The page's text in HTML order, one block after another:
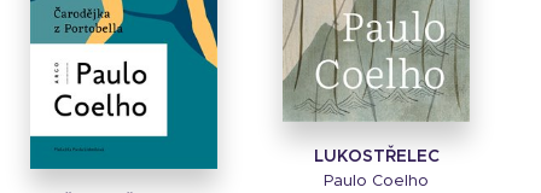
LUKOSTŘELEC
Paulo Coelho